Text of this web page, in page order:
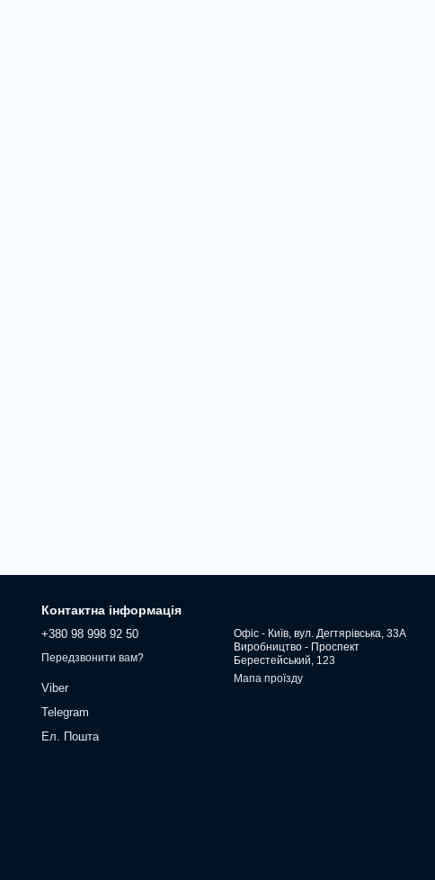
Контактна інформація
+380 98 998 92 50
Передзвонити вам?
Viber
Telegram
Ел. Пошта
Офіс - Київ, вул. Дегтярівська, 33А
Виробництво - Проспект
Берестейський, 123
Мапа проїзду